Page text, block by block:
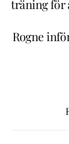
träning för
Rogne